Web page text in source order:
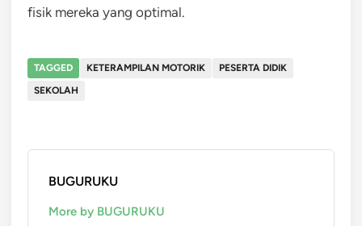
fisik mereka yang optimal.
TAGGED KETERAMPILAN MOTORIK
PESERTA DIDIK
SEKOLAH
BUGURUKU
More by BUGURUKU